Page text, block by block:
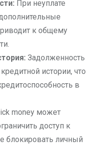
При неуплате
к общему
Задолженность
истории, что
в
money может
доступ к
блокировать личный